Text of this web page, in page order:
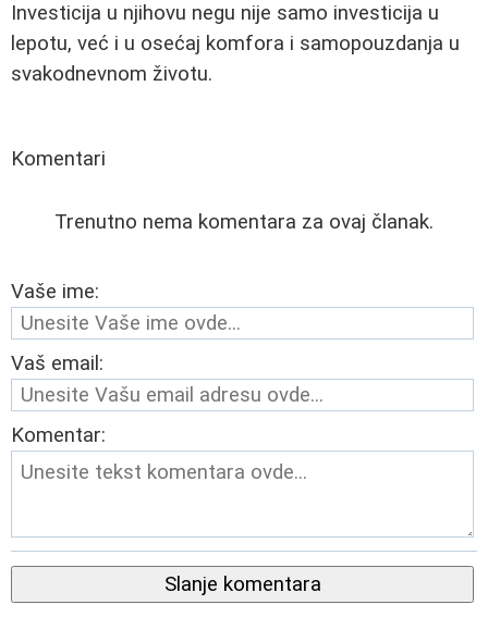
Investicija u njihovu negu nije samo investicija u
lepotu, već i u osećaj komfora i samopouzdanja u
svakodnevnom životu.
Komentari
Trenutno nema komentara za ovaj članak.
Vaše ime:
Vaš email:
Komentar:
Slanje komentara